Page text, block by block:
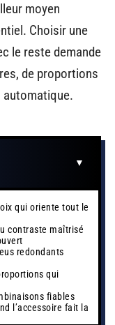
moyen
Choisir une
le reste demande
de proportions
automatique.
qui oriente tout le
contraste maîtrisé
redondants
qui
fiables
l’accessoire fait la